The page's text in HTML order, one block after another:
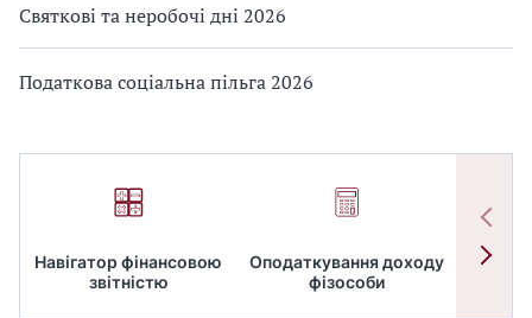
Святкові та неробочі дні 2026
Податкова соціальна пільга 2026
Навігатор фінансовою
звітністю
Оподаткування доходу
фізособи